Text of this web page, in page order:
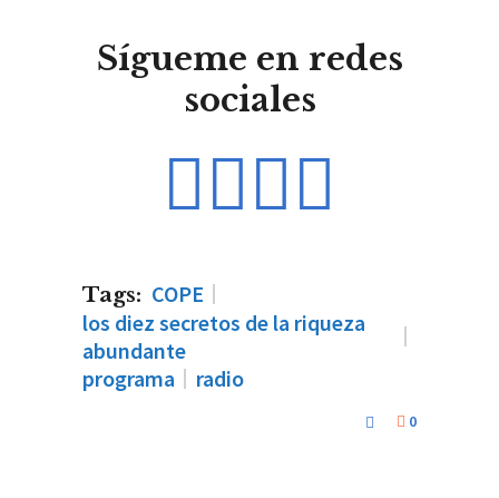
Sígueme en redes
sociales
Tags: COPE
los diez secretos de la riqueza
abundante
programa
radio
0